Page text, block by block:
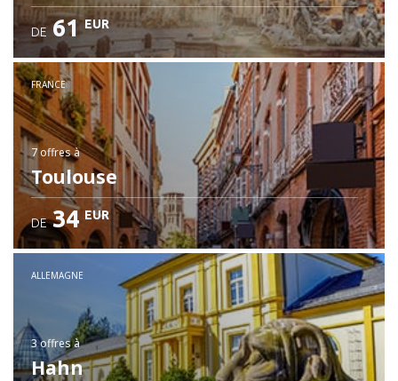
DE 61 EUR
FRANCE
7 offresà
Toulouse
DE 34 EUR
ALLEMAGNE
3 offresà
Hahn